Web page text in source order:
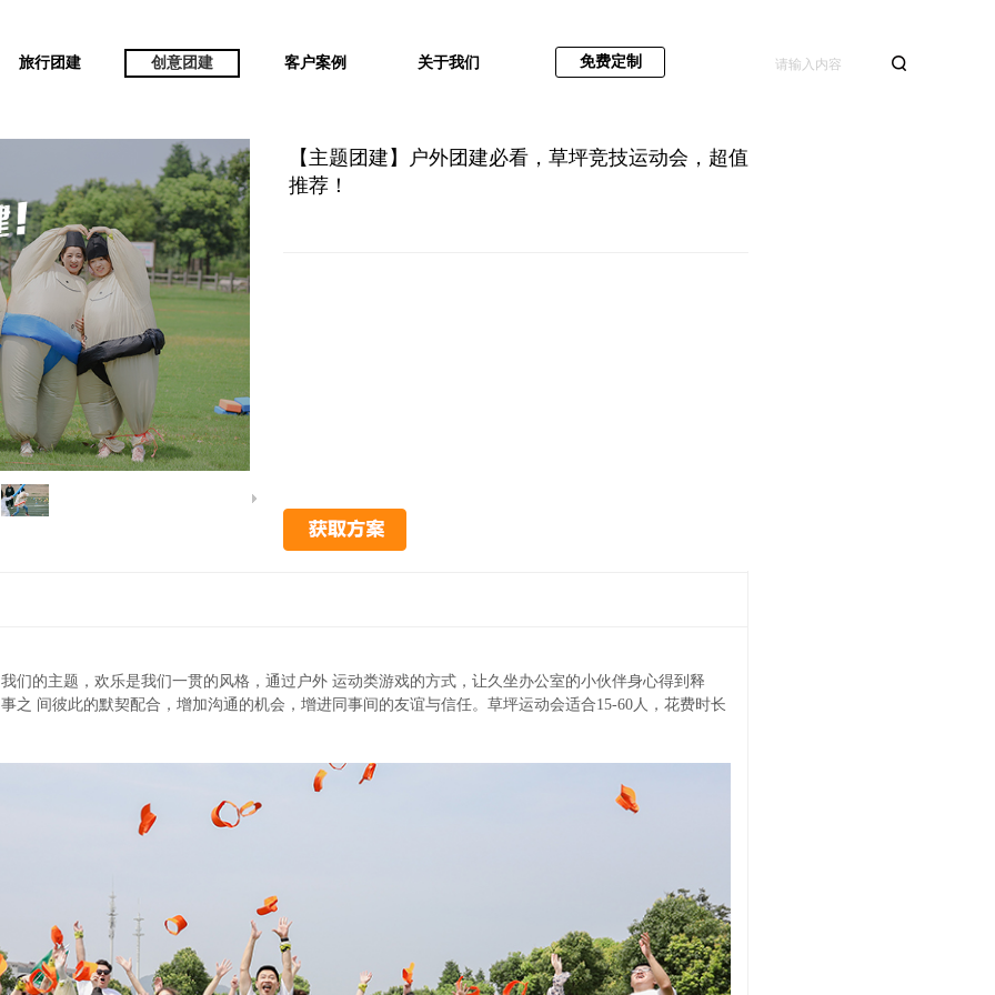
【主题团建】户外团建必看，草坪竞技运动会，超值
推荐！
们的主题，欢乐是我们一贯的风格，通过户外 运动类游戏的方式，让久坐办公室的小伙伴身心得到释
之 间彼此的默契配合，增加沟通的机会，增进同事间的友谊与信任。 草坪运动会适合15-60人，花费时长
旅行团建 创意团建 客户案例 关于我们 免费定制